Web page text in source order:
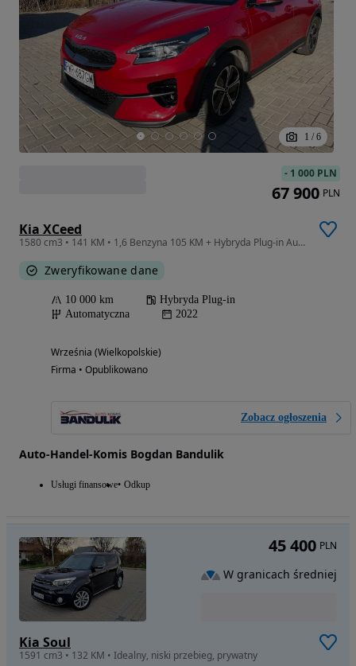
1 / 6
Kia XCeed
1580 cm3 • 141 KM • 1,6 Benzyna 105 KM + Hybryda Plug-in Automat GWARANCJA Zamiana Zarej.
Zweryfikowane dane
10 000 km
Hybryda Plug-in
Automatyczna
2022
Września (Wielkopolskie)
Firma • Opublikowano
Zobacz ogłoszenia
Auto-Handel-Komis Bogdan Bandulik
Usługi finansowe Odkup
- 1 000 PLN
67 900 PLN
Kia Soul
1591 cm3 • 132 KM • Idealny, niski przebieg, prywatny
45 400 PLN
W granicach średniej